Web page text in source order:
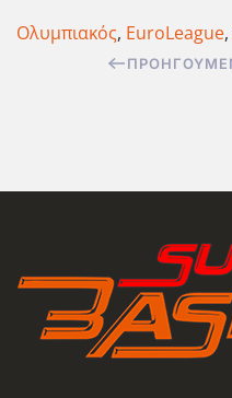
Ολυμπιακός, EuroLeague,